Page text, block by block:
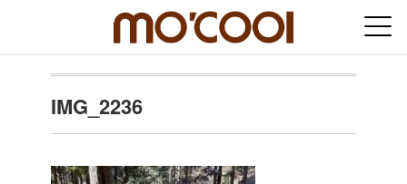
IMG_2236